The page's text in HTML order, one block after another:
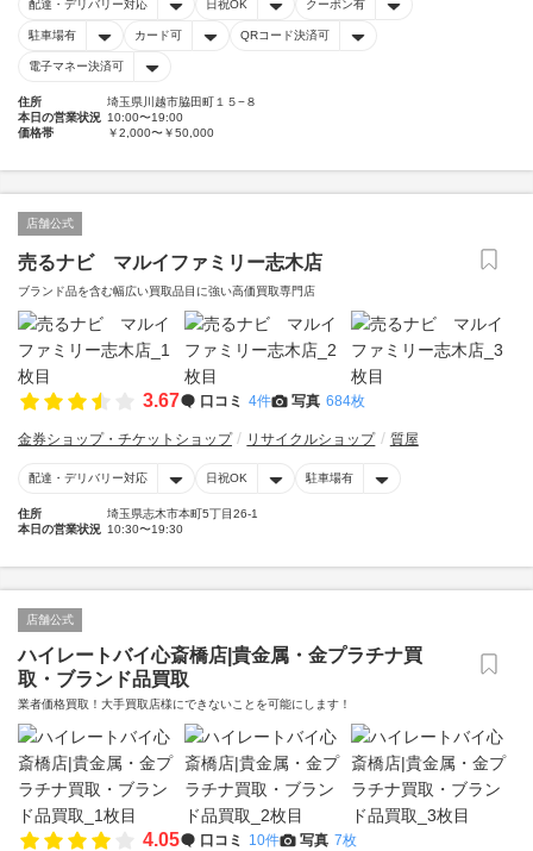
配達・デリバリー対応 日祝OK クーポン有
駐車場有 カード可 QRコード決済可
電子マネー決済可
住所
埼玉県川越市脇田町１５−８
本日の営業状況 10:00〜19:00
価格帯
￥2,000〜￥50,000
店舗公式
売るナビ マルイファミリー志木店
ブランド品を含む幅広い買取品目に強い高価買取専門店
3.67 口コミ 4件 写真 684枚
金券ショップ・チケットショップ リサイクルショップ 質屋
配達・デリバリー対応 日祝OK 駐車場有
住所
埼玉県志木市本町5丁目26-1
本日の営業状況 10:30〜19:30
店舗公式
ハイレートバイ心斎橋店|貴金属・金プラチナ買
取・ブランド品買取
業者価格買取！大手買取店様にできないことを可能にします！
4.05 口コミ 10件 写真 7枚